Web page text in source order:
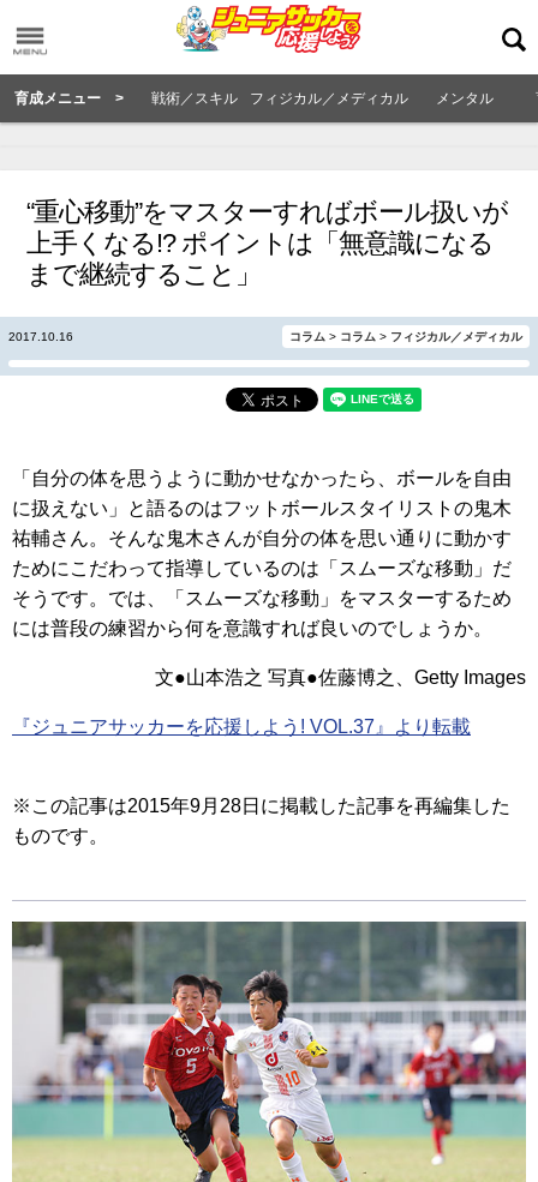
育成メニュー > 戦術／スキル フィジカル／メディカル メンタル
“重心移動”をマスターすればボール扱いが
上手くなる!? ポイントは「無意識になる
まで継続すること」
2017.10.16 コラム > コラム > フィジカル／メディカル
「自分の体を思うように動かせなかったら、ボールを自由
に扱えない」と語るのはフットボールスタイリストの鬼木
祐輔さん。そんな鬼木さんが自分の体を思い通りに動かす
ためにこだわって指導しているのは「スムーズな移動」だ
そうです。では、「スムーズな移動」をマスターするため
には普段の練習から何を意識すれば良いのでしょうか。
文●山本浩之 写真●佐藤博之、Getty Images
『ジュニアサッカーを応援しよう! VOL.37』より転載
※この記事は2015年9月28日に掲載した記事を再編集した
ものです。